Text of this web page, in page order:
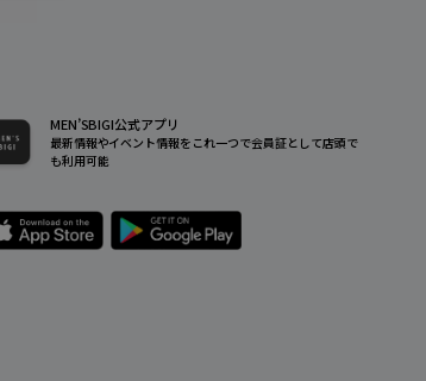
MEN’SBIGI公式アプリ
最新情報やイベント情報をこれ一つで会員証として店頭で
も利用可能